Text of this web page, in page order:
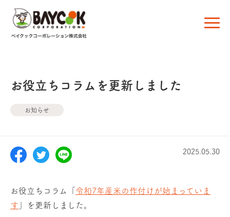
お役立ちコラムを更新しました
お知らせ
2025.05.30
お役立ちコラム「 令和7年産米の作付けが始まっていま
す 」を更新しました。